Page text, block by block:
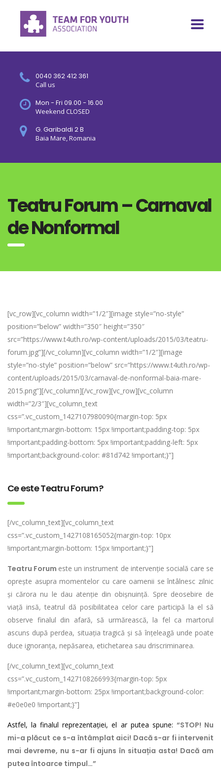
0040 362 412 361
Call us
Mon - Fri 09.00 - 16.00
Weekend CLOSED
G. Garibaldi 2 B
Baia Mare, Romania
Teatru Forum – Carnaval
de Nonformal
[vc_row][vc_column width=”1/2″][image style=”no-style”
position=”below” width=”350″ height=”350″
src=”https://www.t4uth.ro/wp-content/uploads/2015/03/teatru-
forum.jpg”][/vc_column][vc_column width=”1/2″][image
style=”no-style” position=”below” src=”https://www.t4uth.ro/wp-
content/uploads/2015/03/carnaval-de-nonformal-baia-mare-
2015.png”][/vc_column][/vc_row][vc_row][vc_column
width=”2/3″][vc_column_text
css=”.vc_custom_1427107980090{margin-top: 5px
!important;margin-bottom: 15px !important;padding-top: 5px
!important;padding-bottom: 5px !important;padding-left: 5px
!important;background-color: #81d742 !important;}”]
Ce este Teatru Forum?
[/vc_column_text][vc_column_text
css=”.vc_custom_1427108165052{margin-top: 10px
!important;margin-bottom: 15px !important;}”]
Teatru Forum este un instrument de intervenție socială care se
oprește asupra momentelor cu care oamenii se întâlnesc zilnic
și cărora nu le dau atenție din obișnuință. Spre deosebire de
viață insă, teatrul dă posibilitatea celor care participă la el să
observe finalul din afară, să urmărească, la fel ca martorul
ascuns după perdea, situația tragică și să înțeleagă unde poate
duce ignoranța, nepăsarea, etichetarea sau driscriminarea.
[/vc_column_text][vc_column_text
css=”.vc_custom_1427108266993{margin-top: 5px
!important;margin-bottom: 25px !important;background-color:
#e0e0e0 !important;}”]
Astfel, la finalul reprezentației, el ar putea spune: “STOP! Nu
mi-a plăcut ce s-a întâmplat aici! Dacă s-ar fi intervenit
mai devreme, nu s-ar fi ajuns în situația asta! Dacă am
putea întoarce timpul…”